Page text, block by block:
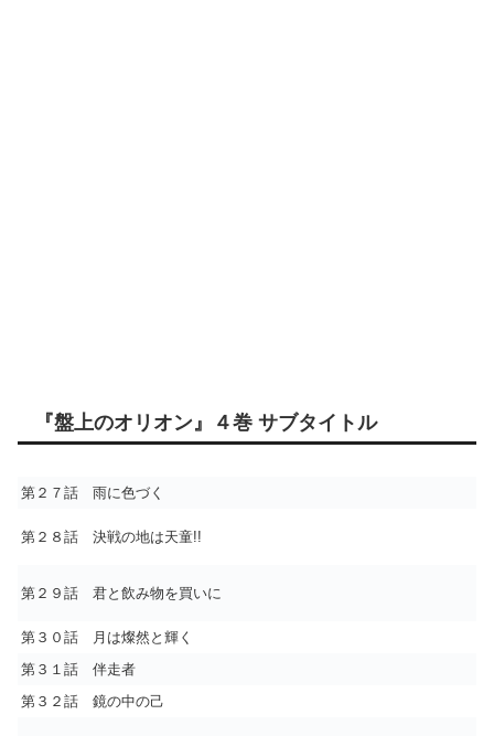
『盤上のオリオン』４巻 サブタイトル
第２７話 雨に色づく
第２８話 決戦の地は天童!!
第２９話 君と飲み物を買いに
第３０話 月は燦然と輝く
第３１話 伴走者
第３２話 鏡の中の己